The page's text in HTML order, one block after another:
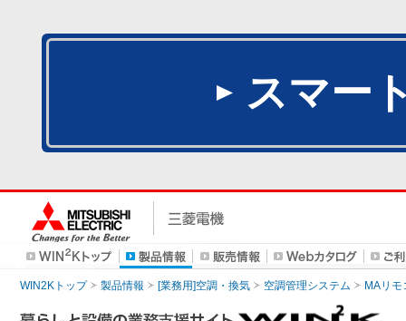
スマー
WIN2Kトップ 製品情報 [業務用]空調・換気 空調管理システム MAリモ